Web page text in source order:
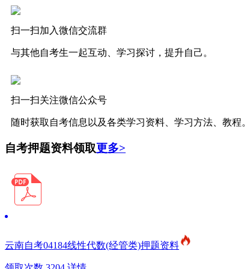
扫一扫加入微信交流群
与其他自考生一起互动、学习探讨，提升自己。
扫一扫关注微信公众号
随时获取自考信息以及各类学习资料、学习方法、教程。
自考押题资料领取更多>
云南自考04184线性代数(经管类)押题资料